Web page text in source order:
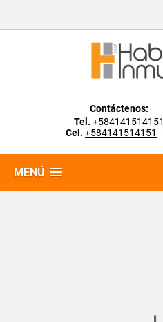
Contáctenos:
Tel. +584141514151
Cel. +584141514151 -
MENÚ